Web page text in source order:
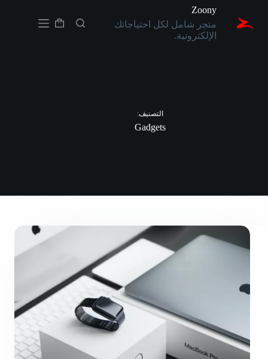
المحتوى
Zoony
متجر شامل لكل احتياجاتك
الإلكترونية.
عربة
التصنيف:
Gadgets